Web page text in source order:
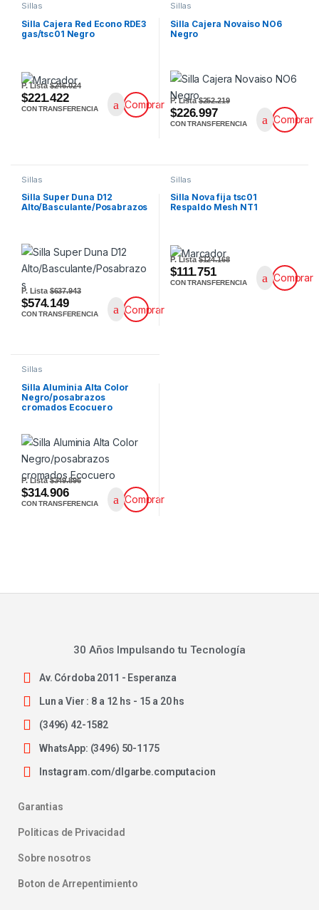
Sillas
Silla Cajera Red Econo RDE3
gas/tsc01 Negro
P. Lista$246.024
$221.422
CON TRANSFERENCIA Comprar
Sillas
Silla Cajera Novaiso NO6
Negro
P. Lista$252.219
$226.997
CON TRANSFERENCIA Comprar
Sillas
Silla Super Duna D12
Alto/Basculante/Posabrazos
P. Lista$637.943
$574.149
CON TRANSFERENCIA Comprar
Sillas
Silla Nova fija tsc01
Respaldo Mesh NT1
P. Lista$124.168
$111.751
CON TRANSFERENCIA Comprar
Sillas
Silla Aluminia Alta Color
Negro/posabrazos
cromados Ecocuero
P. Lista$349.896
$314.906
CON TRANSFERENCIA Comprar
30 Años Impulsando tu Tecnología
Av. Córdoba 2011 - Esperanza
Lun a Vier : 8 a 12 hs - 15 a 20 hs
(3496) 42-1582
WhatsApp: (3496) 50-1175
Instagram.com/dlgarbe.computacion
Garantias
Politicas de Privacidad
Sobre nosotros
Boton de Arrepentimiento